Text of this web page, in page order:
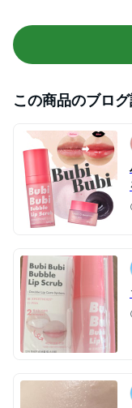
この商品のブロ